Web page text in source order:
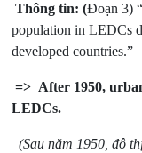
Thông tin: (Đoạn 3)
population in LEDCs
developed countries.”
=> After 1950,
LEDCs.
(Sau năm 1950, đô